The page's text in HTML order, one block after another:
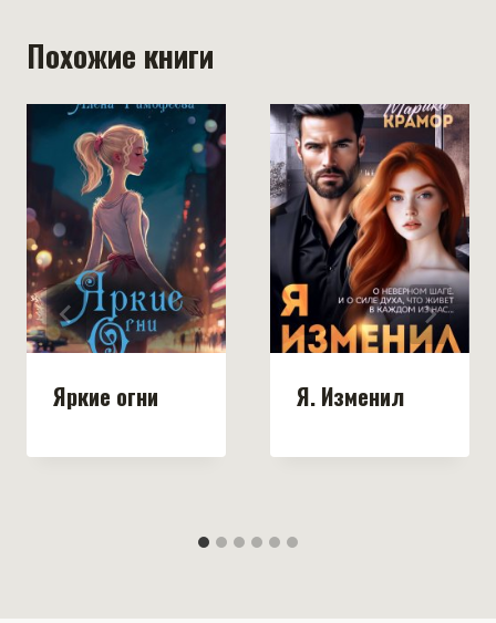
Похожие книги
Яркие огни Я. Изменил